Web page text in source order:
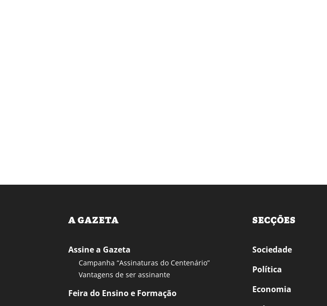
A GAZETA
Assine a Gazeta
Campanha “Assinaturas do Centenário”
Vantagens de ser assinante
Feira do Ensino e Formação
SECÇÕES
Sociedade
Política
Economia